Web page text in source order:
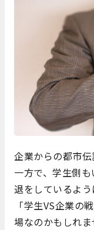
企業からの都市
一方で、学生側
退をしているよう
「学生VS企業の
場なのかもしれま